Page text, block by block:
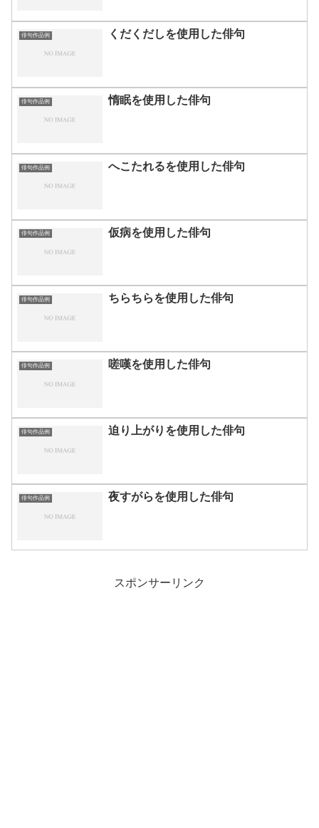
俳句作品例 くだくだしを使用した俳句
俳句作品例 惰眠を使用した俳句
俳句作品例 へこたれるを使用した俳句
俳句作品例 仮病を使用した俳句
俳句作品例 ちらちらを使用した俳句
俳句作品例 嗟嘆を使用した俳句
俳句作品例 迫り上がりを使用した俳句
俳句作品例 夜すがらを使用した俳句
スポンサーリンク